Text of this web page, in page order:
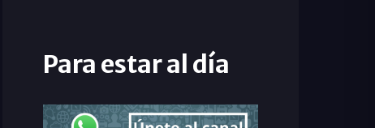
Para estar al día